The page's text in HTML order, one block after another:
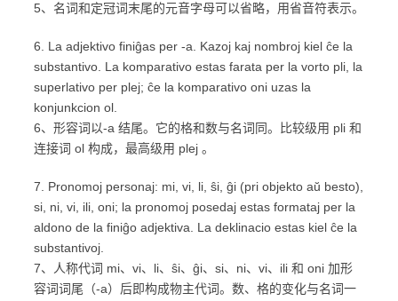
5、名词和定冠词末尾的元音字母可以省略，用省音符表示。
6. La adjektivo finiĝas per -a. Kazoj kaj nombroj kiel ĉe la
substantivo. La komparativo estas farata per la vorto pli, la
superlativo per plej; ĉe la komparativo oni uzas la
konjunkcion ol.
6、形容词以-a 结尾。它的格和数与名词同。比较级用 pli 和
连接词 ol 构成，最高级用 plej 。
7. Pronomoj personaj: mi, vi, li, ŝi, ĝi (pri objekto aŭ besto),
si, ni, vi, ili, oni; la pronomoj posedaj estas formataj per la
aldono de la finiĝo adjektiva. La deklinacio estas kiel ĉe la
substantivoj.
7、人称代词 mi、vi、li、ŝi、ĝi、si、ni、vi、ili 和 oni 加形
容词词尾（-a）后即构成物主代词。数、格的变化与名词一